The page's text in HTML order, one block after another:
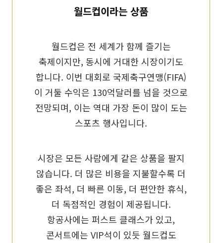
월드컵이라는 상품
월드컵은 전 세계가 함께 즐기는
축제이지만, 동시에 거대한 시장이기도
합니다. 이번 대회로 국제축구연맹(FIFA)
이 거둘 수익은 130억달러를 넘을 것으로
전망되며, 이는 역대 가장 돈이 많이 도는
스포츠 행사입니다.
시장은 모든 사람에게 같은 상품을 팔지
않습니다. 더 많은 비용을 지불할수록 더
좋은 좌석, 더 빠른 이동, 더 편안한 휴식,
더 독점적인 경험이 제공됩니다.
항공사에는 퍼스트 클래스가 있고,
콘서트에는 VIP석이 있듯 월드컵도